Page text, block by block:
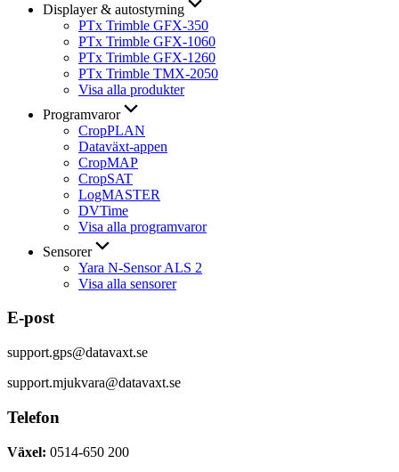
Displayer & autostyrning
PTx Trimble GFX-350
PTx Trimble GFX-1060
PTx Trimble GFX-1260
PTx Trimble TMX-2050
Visa alla produkter
Programvaror
CropPLAN
Dataväxt-appen
CropMAP
CropSAT
LogMASTER
DVTime
Visa alla programvaror
Sensorer
Yara N-Sensor ALS 2
Visa alla sensorer
E-post
support.gps@datavaxt.se
support.mjukvara@datavaxt.se
Telefon
Växel: 0514-650 200